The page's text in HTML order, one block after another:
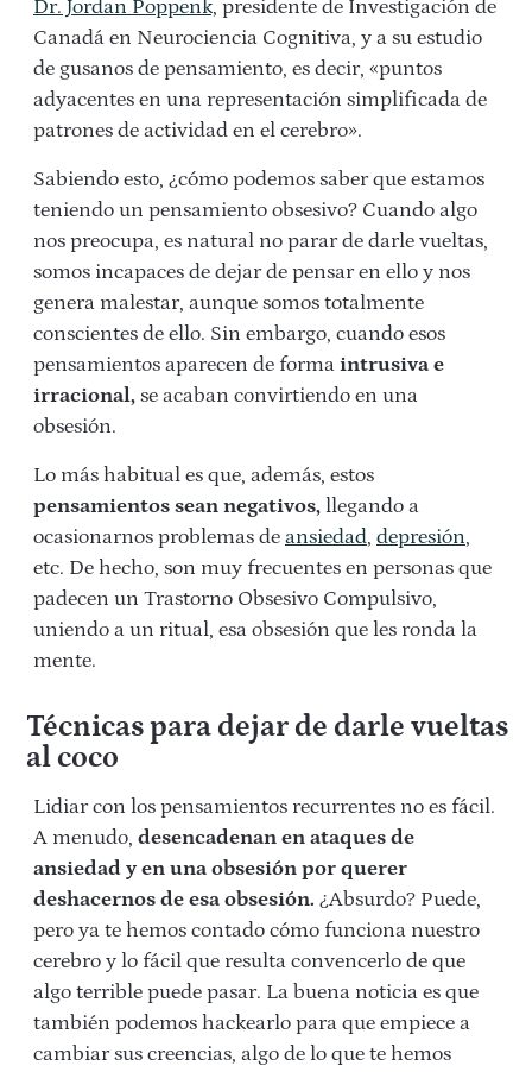
Dr. Jordan Poppenk, presidente de Investigación de
Canadá en Neurociencia Cognitiva, y a su estudio
de gusanos de pensamiento, es decir, «puntos
adyacentes en una representación simplificada de
patrones de actividad en el cerebro».
Sabiendo esto, ¿cómo podemos saber que estamos
teniendo un pensamiento obsesivo? Cuando algo
nos preocupa, es natural no parar de darle vueltas,
somos incapaces de dejar de pensar en ello y nos
genera malestar, aunque somos totalmente
conscientes de ello. Sin embargo, cuando esos
pensamientos aparecen de forma intrusiva e
irracional, se acaban convirtiendo en una
obsesión.
Lo más habitual es que, además, estos
pensamientos sean negativos, llegando a
ocasionarnos problemas de ansiedad, depresión,
etc. De hecho, son muy frecuentes en personas que
padecen un Trastorno Obsesivo Compulsivo,
uniendo a un ritual, esa obsesión que les ronda la
mente.
Técnicas para dejar de darle vueltas
al coco
Lidiar con los pensamientos recurrentes no es fácil.
A menudo, desencadenan en ataques de
ansiedad y en una obsesión por querer
deshacernos de esa obsesión. ¿Absurdo? Puede,
pero ya te hemos contado cómo funciona nuestro
cerebro y lo fácil que resulta convencerlo de que
algo terrible puede pasar. La buena noticia es que
también podemos hackearlo para que empiece a
cambiar sus creencias, algo de lo que te hemos